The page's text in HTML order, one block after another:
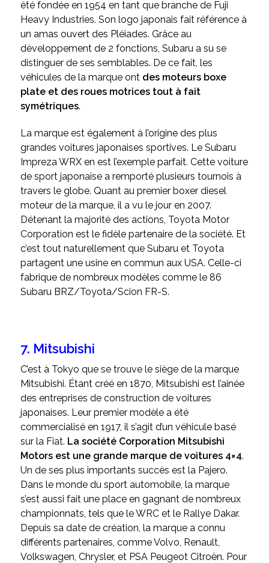
été fondée en 1954 en tant que branche de Fuji
Heavy Industries. Son logo japonais fait référence à
un amas ouvert des Pléiades. Grâce au
développement de 2 fonctions, Subaru a su se
distinguer de ses semblables. De ce fait, les
véhicules de la marque ont des moteurs boxe
plate et des roues motrices tout à fait
symétriques.
La marque est également à l’origine des plus
grandes voitures japonaises sportives. Le Subaru
Impreza WRX en est l’exemple parfait. Cette voiture
de sport japonaise a remporté plusieurs tournois à
travers le globe. Quant au premier boxer diesel
moteur de la marque, il a vu le jour en 2007.
Détenant la majorité des actions, Toyota Motor
Corporation est le fidèle partenaire de la société. Et
c’est tout naturellement que Subaru et Toyota
partagent une usine en commun aux USA. Celle-ci
fabrique de nombreux modèles comme le 86
Subaru BRZ/Toyota/Scion FR-S.
7. Mitsubishi
C’est à Tokyo que se trouve le siège de la marque
Mitsubishi. Étant créé en 1870, Mitsubishi est l’ainée
des entreprises de construction de voitures
japonaises. Leur premier modèle a été
commercialisé en 1917, il s’agit d’un véhicule basé
sur la Fiat. La société Corporation Mitsubishi
Motors est une grande marque de voitures 4×4.
Un de ses plus importants succès est la Pajero.
Dans le monde du sport automobile, la marque
s’est aussi fait une place en gagnant de nombreux
championnats, tels que le WRC et le Rallye Dakar.
Depuis sa date de création, la marque a connu
différents partenaires, comme Volvo, Renault,
Volkswagen, Chrysler, et PSA Peugeot Citroën. Pour